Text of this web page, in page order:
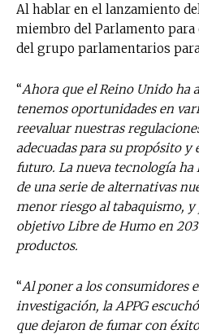
Al hablar en el lanzamiento
miembro del Parlamento
del grupo parlamentarios
“Ahora que el Reino Unido ha
tenemos oportunidades en
reevaluar nuestras
adecuadas para su propósito y
futuro. La nueva tecnología
de una serie de alternativas
menor riesgo al tabaquismo,
objetivo Libre de Humo en
productos.
“Al poner a los consumidores
investigación, la APPG
que dejaron de fumar con